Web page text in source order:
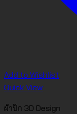
Add to Wishlist
Quick View
ผ้าปัก 3D Design